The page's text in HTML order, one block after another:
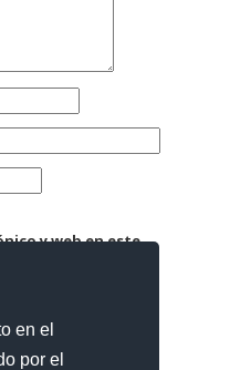
en el
por el
y web en este